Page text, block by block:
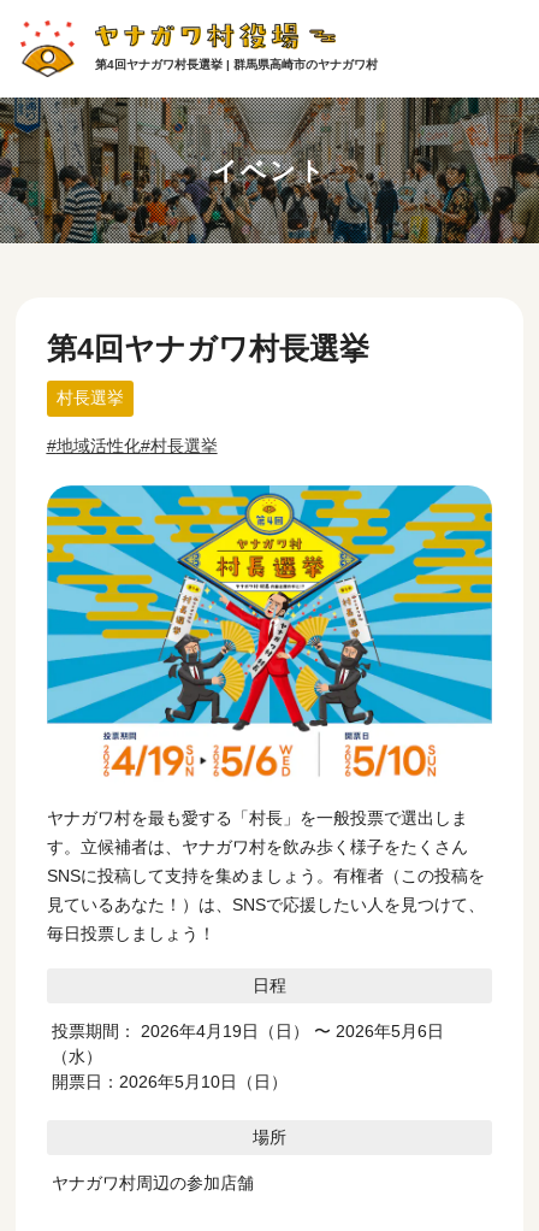
第4回ヤナガワ村長選挙 | 群馬県高崎市のヤナガワ村
イベント
第4回ヤナガワ村長選挙
村長選挙
地域活性化 村長選挙
ヤナガワ村を最も愛する「村長」を一般投票で選出しま
す。立候補者は、ヤナガワ村を飲み歩く様子をたくさん
SNSに投稿して支持を集めましょう。有権者（この投稿を
見ているあなた！）は、SNSで応援したい人を見つけて、
毎日投票しましょう！
日程
投票期間： 2026年4月19日（日） 〜 2026年5月6日
（水）
開票日：2026年5月10日（日）
場所
ヤナガワ村周辺の参加店舗